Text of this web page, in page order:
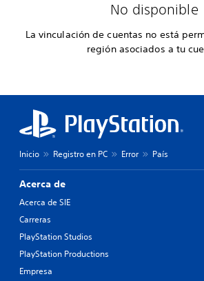
No disponible
La vinculación de cuentas no está
región asociados a tu
Inicio Registro en PC Error País
Acerca de
Acerca de SIE
Carreras
PlayStation Studios
PlayStation Productions
Empresa